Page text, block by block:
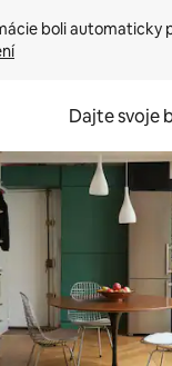
boli automaticky
Dajte svoje